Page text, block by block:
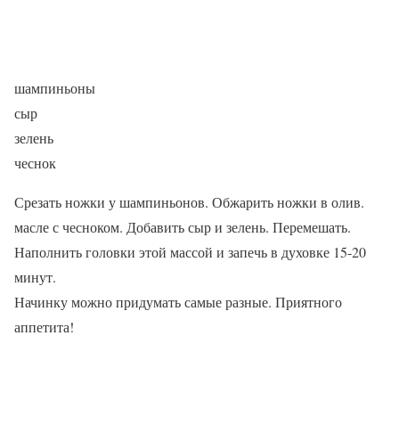
шампиньоны
сыр
зелень
чеснок
Срезать ножки у шампиньонов. Обжарить ножки в олив.
масле с чесноком. Добавить сыр и зелень. Перемешать.
Наполнить головки этой массой и запечь в духовке 15-20
минут.
Начинку можно придумать самые разные. Приятного
аппетита!